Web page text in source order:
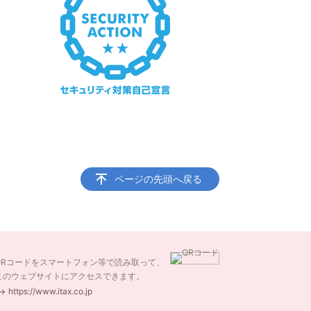
ページの先頭へ戻る
コードをスマートフォン等で読み取って、
のウェブサイトにアクセスできます。
https://www.itax.co.jp